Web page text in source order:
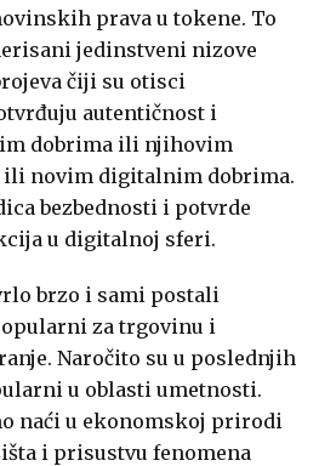
prava u tokene. To
jedinstveni nizove
čiji su otisci
autentičnost i
dobrima ili njihovim
novim digitalnim dobrima.
bezbednosti i potvrde
u digitalnoj sferi.
brzo i sami postali
za trgovinu i
Naročito su u poslednjih
u oblasti umetnosti.
naći u ekonomskoj prirodi
i prisustvu fenomena